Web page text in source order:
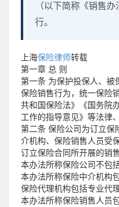
（以下简称《销售
行。
上海保险律师转载
第一章 总 则
第一条 为保护投保人、被
保险销售行为，统一保险
共和国保险法》《国务院
工作的指导意见》等法律
第二条 保险公司为订立保
介机构、保险销售人员受
订立保险合同所开展的销
本办法所称保险公司不包
本办法所称保险中介机构
保险代理机构包括专业代
本办法所称保险销售人员